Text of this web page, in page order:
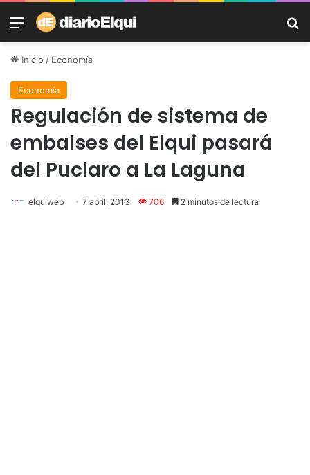
Menú
Inicio / Economía
Economía
Regulación de sistema de
embalses del Elqui pasará
del Puclaro a La Laguna
elquiweb 7 abril, 2013 706 2 minutos de lectura